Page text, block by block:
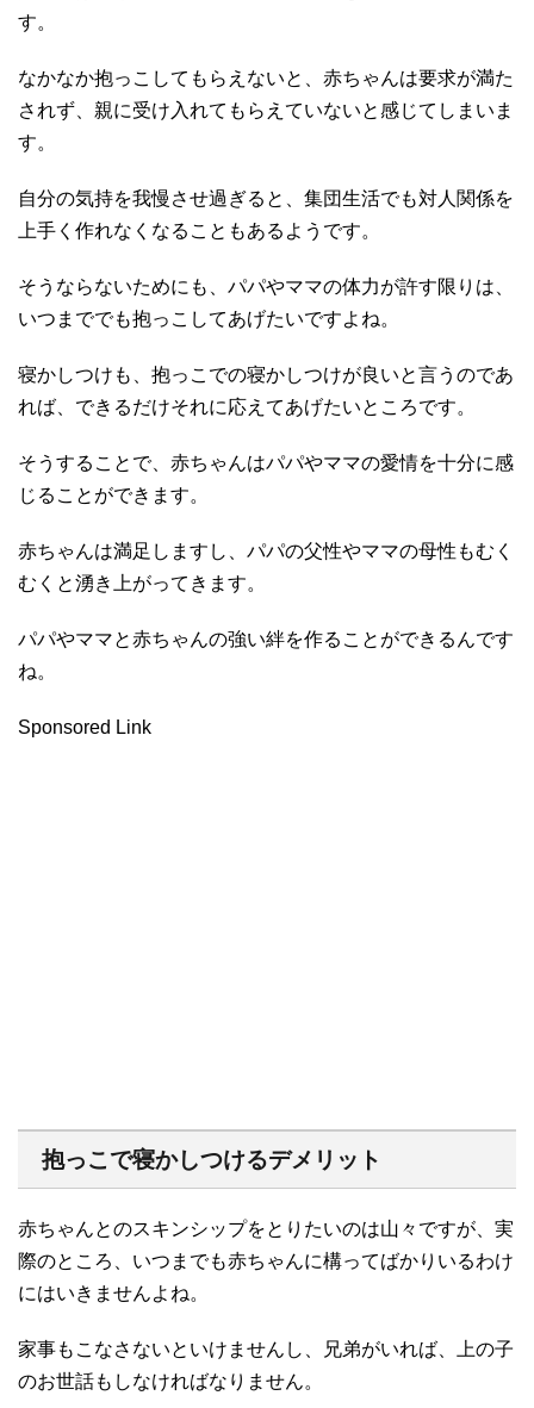
す。
なかなか抱っこしてもらえないと、赤ちゃんは要求が満た
されず、親に受け入れてもらえていないと感じてしまいま
す。
自分の気持を我慢させ過ぎると、集団生活でも対人関係を
上手く作れなくなることもあるようです。
そうならないためにも、パパやママの体力が許す限りは、
いつまででも抱っこしてあげたいですよね。
寝かしつけも、抱っこでの寝かしつけが良いと言うのであ
れば、できるだけそれに応えてあげたいところです。
そうすることで、赤ちゃんはパパやママの愛情を十分に感
じることができます。
赤ちゃんは満足しますし、パパの父性やママの母性もむく
むくと湧き上がってきます。
パパやママと赤ちゃんの強い絆を作ることができるんです
ね。
Sponsored Link
抱っこで寝かしつけるデメリット
赤ちゃんとのスキンシップをとりたいのは山々ですが、実
際のところ、いつまでも赤ちゃんに構ってばかりいるわけ
にはいきませんよね。
家事もこなさないといけませんし、兄弟がいれば、上の子
のお世話もしなければなりません。